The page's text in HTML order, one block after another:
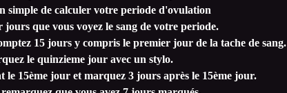
simple de calculer votre periode d'ovulation
jours que vous voyez le sang de votre periode.
15 jours y compris le premier jour de la tache de sang.
le quinzieme jour avec un stylo.
le 15ème jour et marquez 3 jours après le 15ème jour.